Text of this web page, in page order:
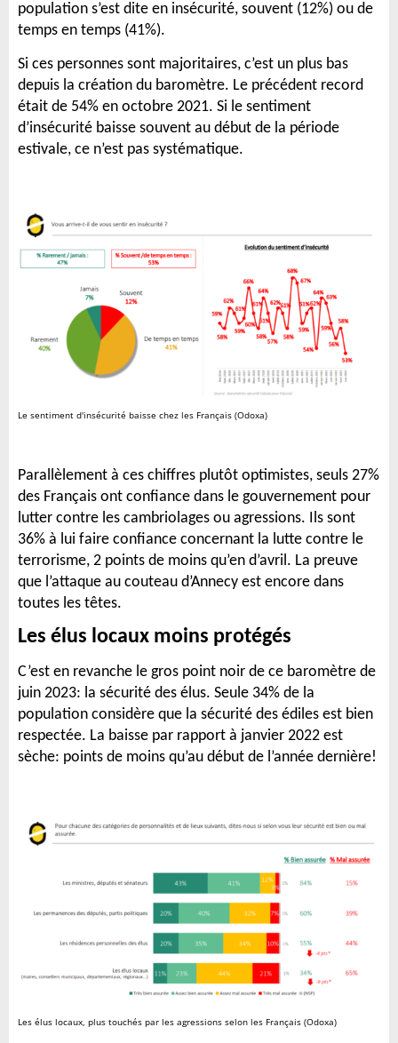
population s’est dite en insécurité, souvent (12%) ou de
temps en temps (41%).
Si ces personnes sont majoritaires, c’est un plus bas
depuis la création du baromètre. Le précédent record
était de 54% en octobre 2021. Si le sentiment
d’insécurité baisse souvent au début de la période
estivale, ce n’est pas systématique.
Le sentiment d'insécurité baisse chez les Français (Odoxa)
Parallèlement à ces chiffres plutôt optimistes, seuls 27%
des Français ont confiance dans le gouvernement pour
lutter contre les cambriolages ou agressions. Ils sont
36% à lui faire confiance concernant la lutte contre le
terrorisme, 2 points de moins qu’en d’avril. La preuve
que l’attaque au couteau d’Annecy est encore dans
toutes les têtes.
Les élus locaux moins protégés
C’est en revanche le gros point noir de ce baromètre de
juin 2023: la sécurité des élus. Seule 34% de la
population considère que la sécurité des édiles est bien
respectée. La baisse par rapport à janvier 2022 est
sèche: points de moins qu’au début de l’année dernière!
Les élus locaux, plus touchés par les agressions selon les Français (Odoxa)